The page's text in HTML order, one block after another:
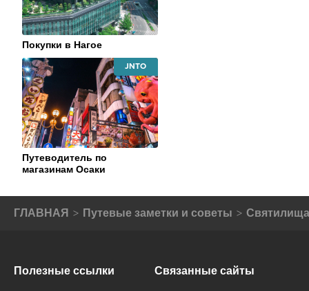
Покупки в Нагое
Путеводитель по
магазинам Осаки
JAPAN
NATIONAL
TOURISM
ORGANIZATION
ГЛАВНАЯ Путевые заметки и советы
Полезные ссылки Связанные сайты